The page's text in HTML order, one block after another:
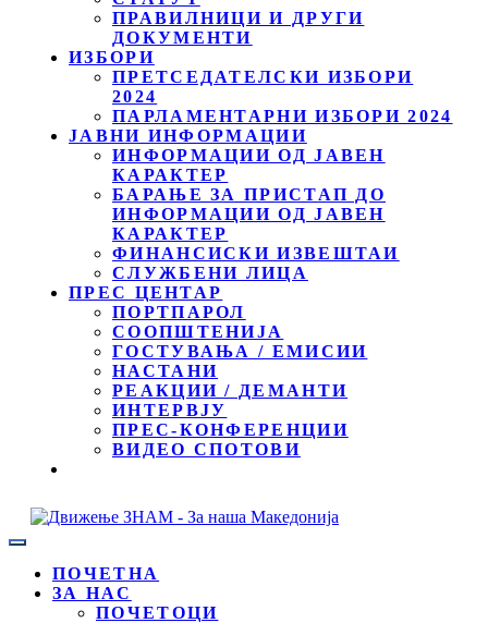
ПРАВИЛНИЦИ И ДРУГИ
ДОКУМЕНТИ
ИЗБОРИ
ПРЕТСЕДАТЕЛСКИ ИЗБОРИ
2024
ПАРЛАМЕНТАРНИ ИЗБОРИ 2024
ЈАВНИ ИНФОРМАЦИИ
ИНФОРМАЦИИ ОД ЈАВЕН
КАРАКТЕР
БАРАЊЕ ЗА ПРИСТАП ДО
ИНФОРМАЦИИ ОД ЈАВЕН
КАРАКТЕР
ФИНАНСИСКИ ИЗВЕШТАИ
СЛУЖБЕНИ ЛИЦА
ПРЕС ЦЕНТАР
ПОРТПАРОЛ
СООПШТЕНИЈА
ГОСТУВАЊА / ЕМИСИИ
НАСТАНИ
РЕАКЦИИ / ДЕМАНТИ
ИНТЕРВЈУ
ПРЕС-КОНФЕРЕНЦИИ
ВИДЕО СПОТОВИ
ПОЧЕТНА
ЗА НАС
ПОЧЕТОЦИ